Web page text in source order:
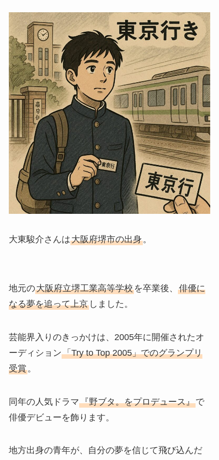
大東駿介さんは大阪府堺市の出身。
地元の大阪府立堺工業高等学校を卒業後、 俳優に
なる夢を追って上京しました。
芸能界入りのきっかけは、2005年に開催されたオ
ーディション「Try to Top 2005」でのグランプリ
受賞。
同年の人気ドラマ『野ブタ。をプロデュース』で
俳優デビューを飾ります。
地方出身の青年が、自分の夢を信じて飛び込んだ